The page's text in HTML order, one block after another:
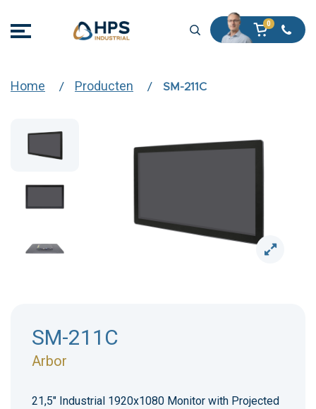
Home Producten SM-211C
SM-211C
Arbor
21,5" Industrial 1920x1080 Monitor with Projected